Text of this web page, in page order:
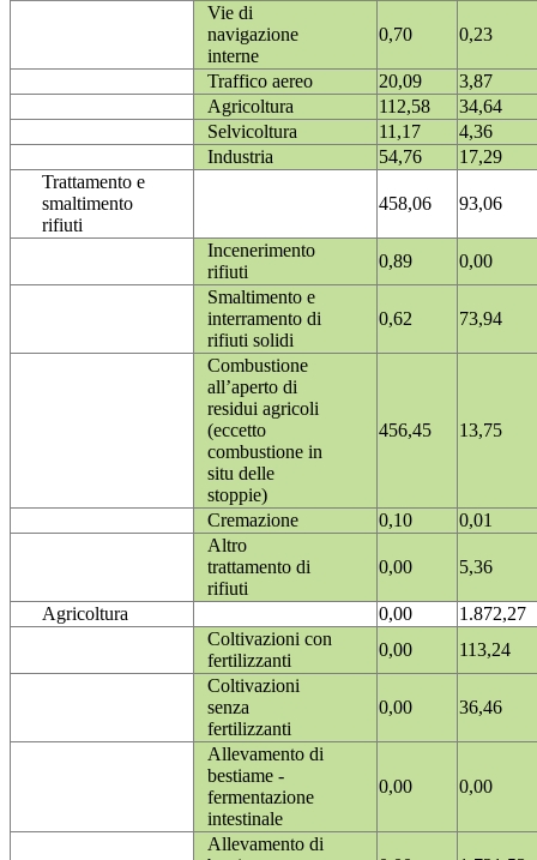
Vie di
navigazione
interne
0,70 0,23
Traffico aereo 20,09
3,87
Agricoltura
112,58
34,64
Selvicoltura
11,17
4,36
Industria
54,76
17,29
Trattamento e
smaltimento
rifiuti
458,06 93,06
Incenerimento
rifiuti
0,89
0,00
Smaltimento e
interramento di
rifiuti solidi
0,62 73,94
Combustione
all’aperto di
residui agricoli
(eccetto
combustione in
situ delle
stoppie)
456,45 13,75
Cremazione 0,10
0,01
Altro
trattamento di
rifiuti
0,00 5,36
Agricoltura 0,00
1.872,27
Coltivazioni con
fertilizzanti
0,00
113,24
Coltivazioni
senza
fertilizzanti
0,00 36,46
Allevamento di
bestiame -
fermentazione
intestinale
0,00 0,00
Allevamento di